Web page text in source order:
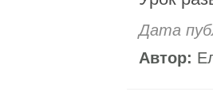
Дата
Автор: